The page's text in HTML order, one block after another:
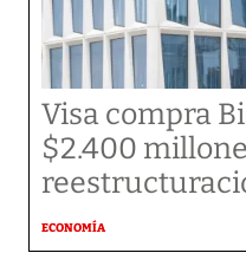
Visa compra
$2.400
ECONOMÍA